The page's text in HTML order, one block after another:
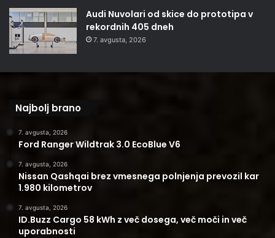
Audi Nuvolari od skice do prototipa v
rekordnih 405 dneh
7. avgusta, 2026
Najbolj brano
7. avgusta, 2026
Ford Ranger Wildtrak 3.0 EcoBlue V6
7. avgusta, 2026
Nissan Qashqai brez vmesnega polnjenja prevozil kar
1.980 kilometrov
7. avgusta, 2026
ID.Buzz Cargo 58 kWh z več dosega, več moči in več
uporabnosti